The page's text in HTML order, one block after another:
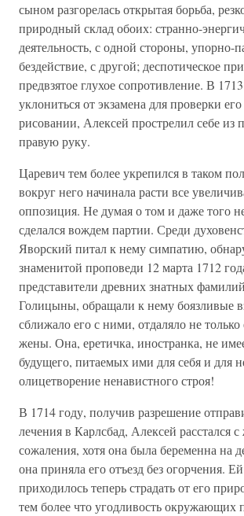
сыном разгорелась открытая борьба,
природный склад обоих: странно-
деятельность, с одной стороны, упорно-
бездействие, с другой; деспотическое
предвзятое глухое сопротивление. В
уклониться от экзамена для проверки
рисовании, Алексей прострелил себе из
правую руку.
Царевич тем более укрепился в таком
вокруг него начинала расти все
оппозиция. Не думая о том и даже того
сделался вождем партии. Среди
Яворский питал к нему симпатию,
знаменитой проповеди 12 марта 1712
представители древних знатных
Голицыны, обращали к нему боязливые
сближало его с ними, отдаляло не
жены. Она, еретичка, иностранка, не
будущего, питаемых ими для себя и для
олицетворение ненавистного строя!
В 1714 году, получив разрешение
лечения в Карлсбад, Алексей расстался
сожаления, хотя она была беременна на
она приняла его отъезд без огорчения.
приходилось теперь страдать от его
тем более что угодливость окружающих